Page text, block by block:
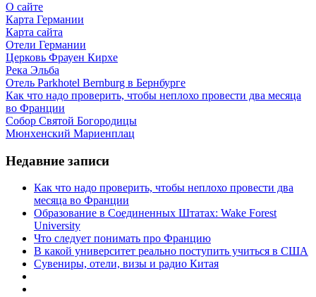
О сайте
Карта Германии
Карта сайта
Отели Германии
Церковь Фрауен Кирхе
Река Эльба
Отель Parkhotel Bernburg в Бернбурге
Как что надо проверить, чтобы неплохо провести два месяца
во Франции
Собор Святой Богородицы
Мюнхенский Мариенплац
Недавние записи
Как что надо проверить, чтобы неплохо провести два
месяца во Франции
Образование в Соединенных Штатах: Wake Forest
University
Что следует понимать про Францию
В какой университет реально поступить учиться в США
Сувениры, отели, визы и радио Китая